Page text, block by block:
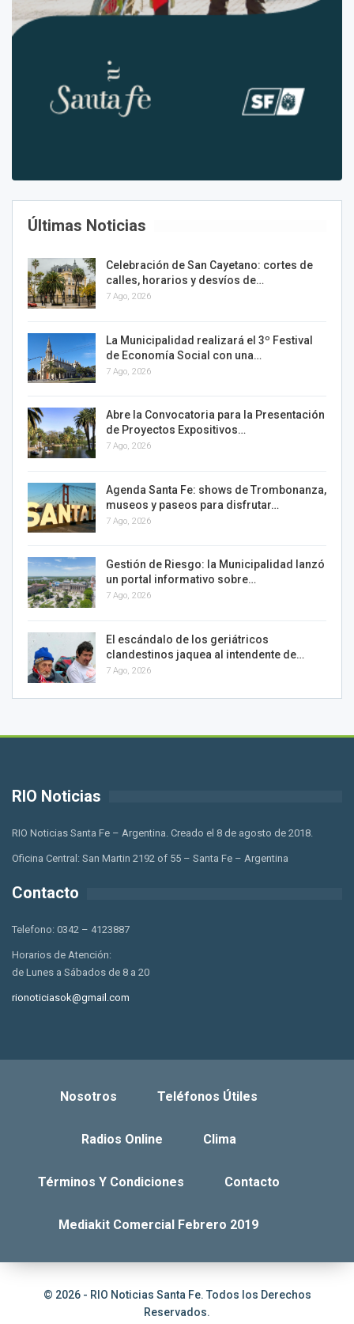
Últimas Noticias
Celebración de San Cayetano: cortes de
calles, horarios y desvíos de…
7 Ago, 2026
La Municipalidad realizará el 3º Festival
de Economía Social con una…
7 Ago, 2026
Abre la Convocatoria para la Presentación
de Proyectos Expositivos…
7 Ago, 2026
Agenda Santa Fe: shows de Trombonanza,
museos y paseos para disfrutar…
7 Ago, 2026
Gestión de Riesgo: la Municipalidad lanzó
un portal informativo sobre…
7 Ago, 2026
El escándalo de los geriátricos
clandestinos jaquea al intendente de…
7 Ago, 2026
RIO Noticias
RIO Noticias Santa Fe – Argentina. Creado el 8 de agosto de 2018.
Oficina Central: San Martin 2192 of 55 – Santa Fe – Argentina
Contacto
Telefono: 0342 – 4123887
Horarios de Atención:
de Lunes a Sábados de 8 a 20
rionoticiasok@gmail.com
Nosotros Teléfonos Útiles
Radios Online Clima
Términos Y Condiciones Contacto
Mediakit Comercial Febrero 2019
© 2026 - RIO Noticias Santa Fe. Todos los Derechos
Reservados.